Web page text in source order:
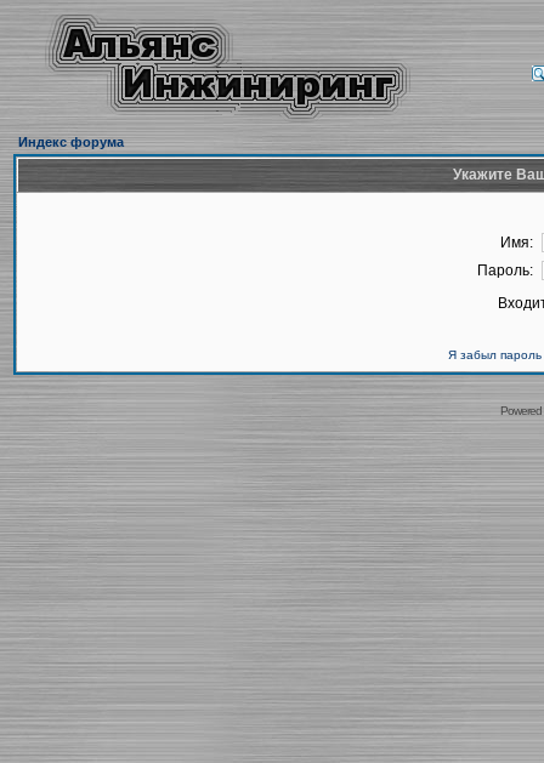
Индекс форума
Укажите
Имя:
Пароль:
Я забыл пароль